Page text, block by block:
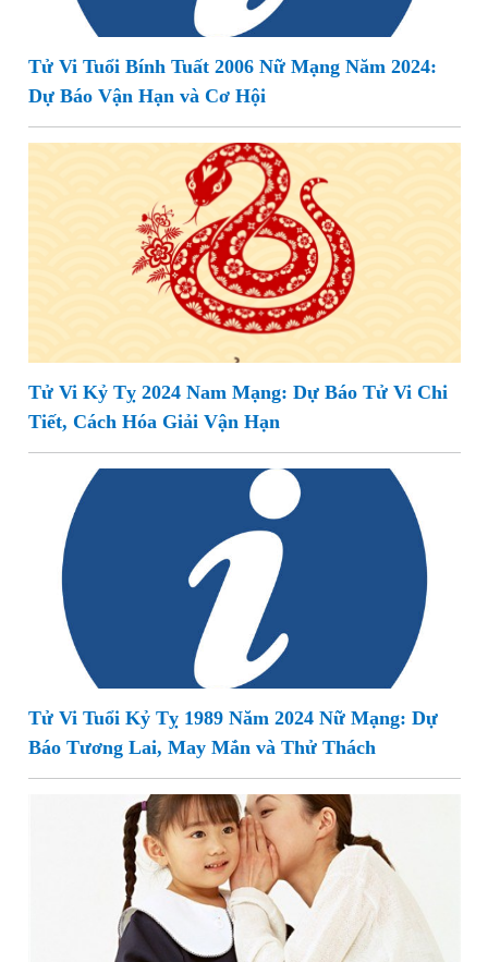
Tử Vi Tuổi Bính Tuất 2006 Nữ Mạng Năm 2024:
Dự Báo Vận Hạn và Cơ Hội
Tử Vi Kỷ Tỵ 2024 Nam Mạng: Dự Báo Tử Vi Chi
Tiết, Cách Hóa Giải Vận Hạn
Tử Vi Tuổi Kỷ Tỵ 1989 Năm 2024 Nữ Mạng: Dự
Báo Tương Lai, May Mắn và Thử Thách